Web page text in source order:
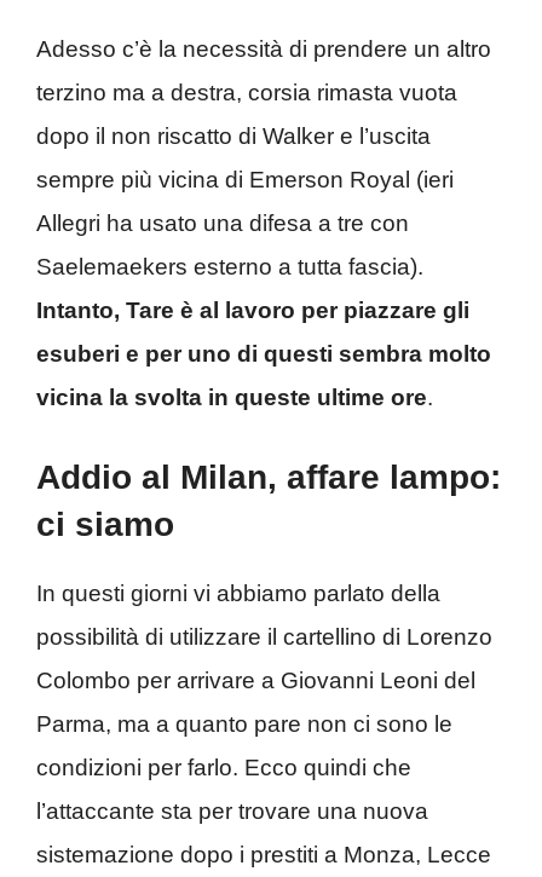
Adesso c’è la necessità di prendere un altro
terzino ma a destra, corsia rimasta vuota
dopo il non riscatto di Walker e l’uscita
sempre più vicina di Emerson Royal (ieri
Allegri ha usato una difesa a tre con
Saelemaekers esterno a tutta fascia).
Intanto, Tare è al lavoro per piazzare gli
esuberi e per uno di questi sembra molto
vicina la svolta in queste ultime ore.
Addio al Milan, affare lampo:
ci siamo
In questi giorni vi abbiamo parlato della
possibilità di utilizzare il cartellino di Lorenzo
Colombo per arrivare a Giovanni Leoni del
Parma, ma a quanto pare non ci sono le
condizioni per farlo. Ecco quindi che
l’attaccante sta per trovare una nuova
sistemazione dopo i prestiti a Monza, Lecce